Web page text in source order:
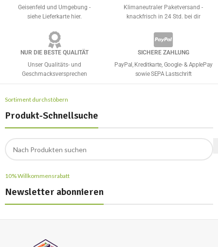
Geisenfeld und Umgebung -
siehe Lieferkarte hier.
Klimaneutraler Paketversand -
knackfrisch in 24 Std. bei dir
NUR DIE BESTE QUALITÄT
Unser Qualitäts- und
Geschmacksversprechen
SICHERE ZAHLUNG
PayPal, Kreditkarte, Google- & ApplePay
sowie SEPA Lastschrift
Sortiment durchstöbern
Produkt-Schnellsuche
10% Willkommensrabatt
Newsletter abonnieren